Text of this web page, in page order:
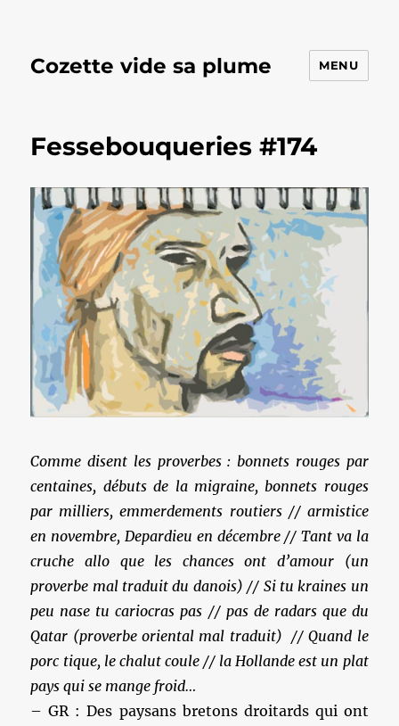
Cozette vide sa plume MENU
Fessebouqueries #174
Comme disent les proverbes : bonnets rouges par
centaines, débuts de la migraine, bonnets rouges
par milliers, emmerdements routiers // armistice
en novembre, Depardieu en décembre // Tant va la
cruche allo que les chances ont d’amour (un
proverbe mal traduit du danois) // Si tu kraines un
peu nase tu cariocras pas // pas de radars que du
Qatar (proverbe oriental mal traduit) // Quand le
porc tique, le chalut coule // la Hollande est un plat
pays qui se mange froid…
– GR : Des paysans bretons droitards qui ont